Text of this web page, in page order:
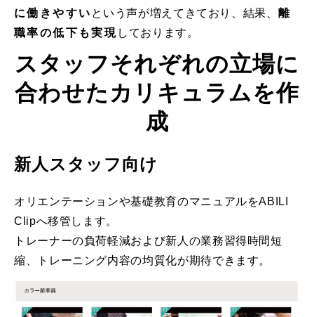
に働きやすい という声が増えてきており、結果、 離
職率の低下も実現 しております。
スタッフそれぞれの立場に
合わせたカリキュラムを作
成
新人スタッフ向け
オリエンテーションや基礎教育のマニュアルをABILI
Clipへ移管します。
トレーナーの負荷軽減および新人の業務習得時間短
縮、トレーニング内容の均質化が期待できます。